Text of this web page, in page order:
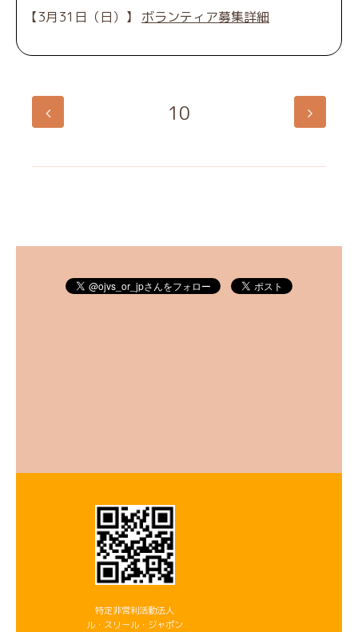
【3月31日（日）】 ボランティア募集詳細
10
特定非営利活動法人
ル・スリール・ジャポン